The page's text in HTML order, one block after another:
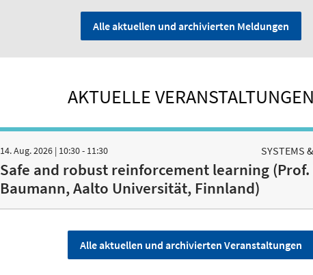
Alle aktuellen und archivierten Meldungen
AKTUELLE VERANSTALTUNGEN
14. Aug. 2026 | 10:30 - 11:30 SYSTEMS
Safe and robust reinforcement learning
Baumann, Aalto Universität, Finnland)
Alle aktuellen und archivierten Veranstaltungen